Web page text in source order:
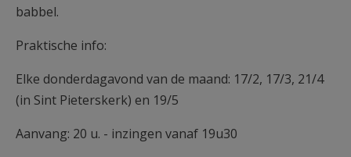
babbel.
Praktische info:
Elke donderdagavond van de maand: 17/2, 17/3, 21/4
(in Sint Pieterskerk) en 19/5
Aanvang: 20 u. - inzingen vanaf 19u30